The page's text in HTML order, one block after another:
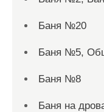
Баня №20
Баня №5,
Баня №8
Баня на